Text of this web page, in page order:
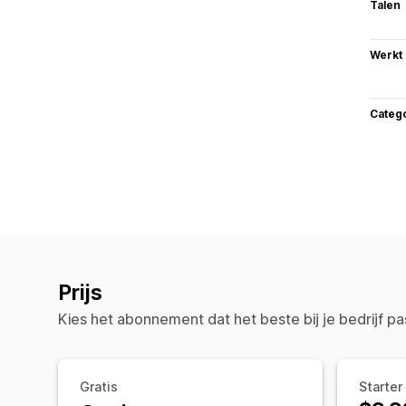
Talen
Werkt
Prijs
Kies het abonnement dat het beste bij je bedrijf
Gratis Starter